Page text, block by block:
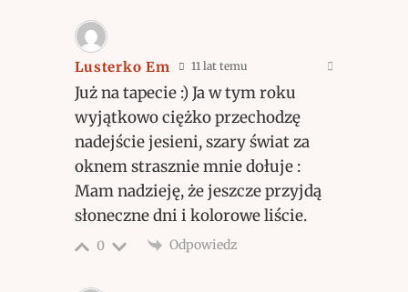
Lusterko Em 11 lat temu
Już na tapecie :) Ja w tym roku
wyjątkowo ciężko przechodzę
nadejście jesieni, szary świat za
oknem strasznie mnie dołuje :
Mam nadzieję, że jeszcze przyjdą
słoneczne dni i kolorowe liście.
0 Odpowiedz